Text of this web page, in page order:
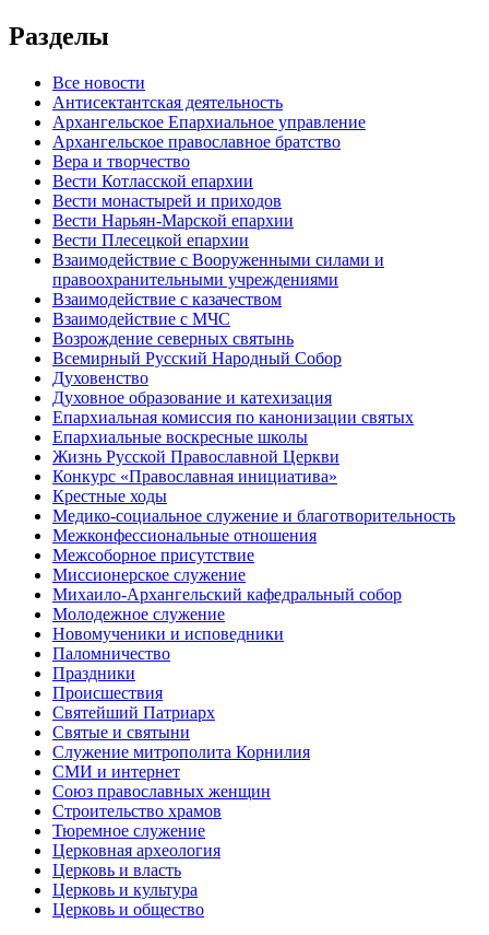
Разделы
Все новости
Антисектантская деятельность
Архангельское Епархиальное управление
Архангельское православное братство
Вера и творчество
Вести Котласской епархии
Вести монастырей и приходов
Вести Нарьян-Марской епархии
Вести Плесецкой епархии
Взаимодействие с Вооруженными силами и
правоохранительными учреждениями
Взаимодействие с казачеством
Взаимодействие с МЧС
Возрождение северных святынь
Всемирный Русский Народный Собор
Духовенство
Духовное образование и катехизация
Епархиальная комиссия по канонизации святых
Епархиальные воскресные школы
Жизнь Русской Православной Церкви
Конкурс «Православная инициатива»
Крестные ходы
Медико-социальное служение и благотворительность
Межконфессиональные отношения
Межсоборное присутствие
Миссионерское служение
Михаило-Архангельский кафедральный собор
Молодежное служение
Новомученики и исповедники
Паломничество
Праздники
Происшествия
Святейший Патриарх
Святые и святыни
Служение митрополита Корнилия
СМИ и интернет
Союз православных женщин
Строительство храмов
Тюремное служение
Церковная археология
Церковь и власть
Церковь и культура
Церковь и общество